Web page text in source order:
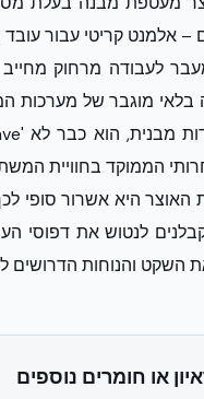
– אלמנט קריטי עבור
לעבודה מרחוק
מוגבר של מערכות
הממוקד בחוויית
האוצר היא אשרור סופי
לנטוש את דפוסי
השקט והנוחות הדרושים
או חומרים נוספים